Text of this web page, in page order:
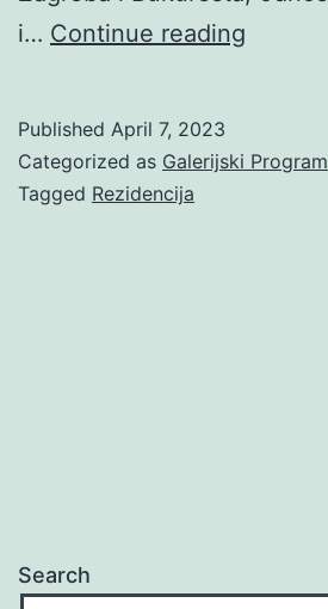
i… Continue reading
The
Published April 7, 2023
Categorized as Galerijski Program
Tagged Rezidencija
Search